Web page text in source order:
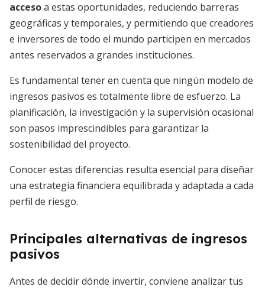
accesoa estas oportunidades, reduciendo barreras
geográficas y temporales, y permitiendo que creadores
e inversores de todo el mundo participen en mercados
antes reservados a grandes instituciones.
Es fundamental tener en cuenta que ningún modelo de
ingresos pasivos es totalmente libre de esfuerzo. La
planificación, la investigación y la supervisión ocasional
son pasos imprescindibles para garantizar la
sostenibilidad del proyecto.
Conocer estas diferencias resulta esencial para diseñar
una estrategia financiera equilibrada y adaptada a cada
perfil de riesgo.
Principales alternativas de ingresos
pasivos
Antes de decidir dónde invertir, conviene analizar tus